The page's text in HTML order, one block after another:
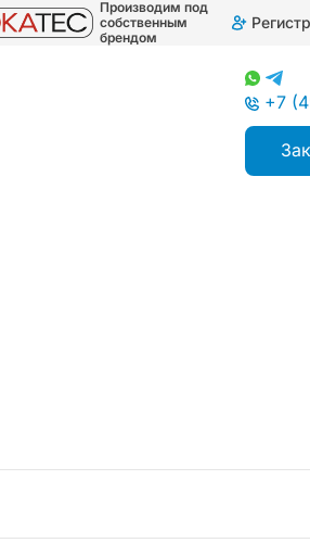
Производим под
собственным
брендом
+7